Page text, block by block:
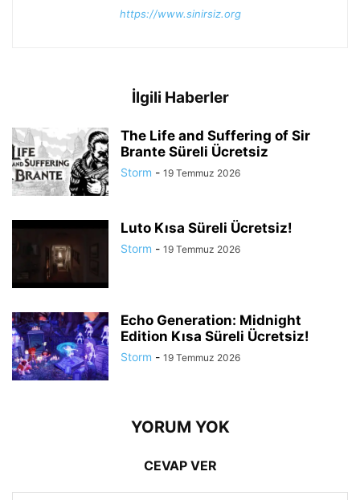
https://www.sinirsiz.org
İlgili Haberler
The Life and Suffering of Sir
Brante Süreli Ücretsiz
Storm - 19 Temmuz 2026
Luto Kısa Süreli Ücretsiz!
Storm - 19 Temmuz 2026
Echo Generation: Midnight
Edition Kısa Süreli Ücretsiz!
Storm - 19 Temmuz 2026
YORUM YOK
CEVAP VER